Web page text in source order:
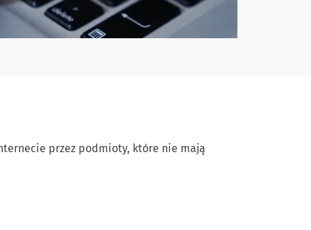
przez podmioty, które nie mają